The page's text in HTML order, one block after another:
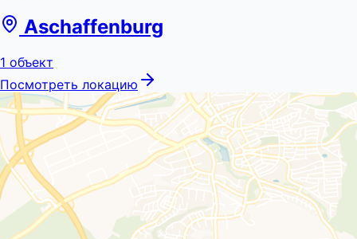
Aschaffenburg
1 объект
Посмотреть локацию